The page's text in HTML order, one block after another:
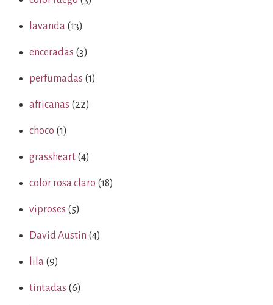
lavanda (13)
enceradas (3)
perfumadas (1)
africanas (22)
choco (1)
grassheart (4)
color rosa claro (18)
viproses (5)
David Austin (4)
lila (9)
tintadas (6)